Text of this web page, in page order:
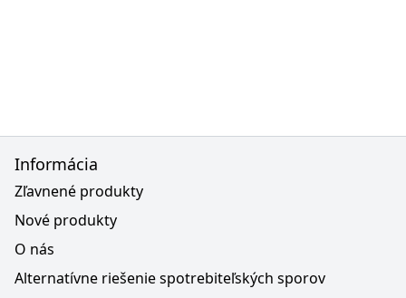
Informácia
Zľavnené produkty
Nové produkty
O nás
Alternatívne riešenie spotrebiteľských sporov